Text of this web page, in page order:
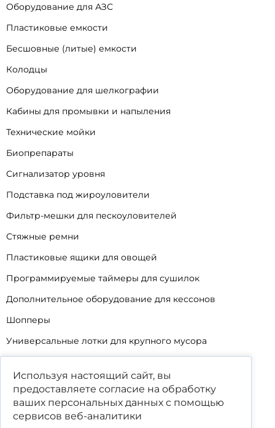
Оборудование для АЗС
Пластиковые емкости
Бесшовные (литые) емкости
Колодцы
Оборудование для шелкографии
Кабины для промывки и напыления
Технические мойки
Биопрепараты
Сигнализатор уровня
Подставка под жироуловители
Фильтр-мешки для пескоуловителей
Стяжные ремни
Пластиковые ящики для овощей
Программируемые таймеры для сушилок
Дополнительное оборудование для кессонов
Шопперы
Универсальные лотки для крупного мусора
Уцененные товары
Используя настоящий сайт, вы
предоставляете согласие на обработку
ваших персональных данных с помощью
сервисов веб-аналитики